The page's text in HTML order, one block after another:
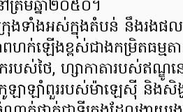
រឹមឆ្នាំ២០៥០។
រុងទាំងអស់ក្នុងតំបន់ នឹងរង
ហក់ឡើងខ្ពស់ជាងកម្រិតធម្ម
ករបស់ថៃ, ហ្សាកាតារបស់ឥណ្
ឡាំពួររបស់ម៉ាឡេស៊ី និងសិង្